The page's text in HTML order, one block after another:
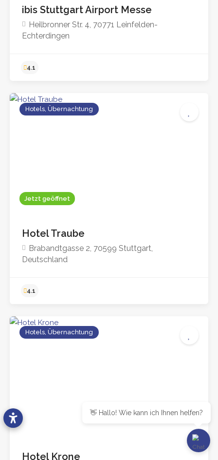
ibis Stuttgart Airport Messe
Heilbronner Str. 4, 70771 Leinfelden-
Echterdingen
Jetzt geöffnet
Hotels, Übernachtung
Hotel Traube
Brabandtgasse 2, 70599 Stuttgart,
Deutschland
Hotels, Übernachtung
Hotel Krone
👋 Hallo! Wie kann ich Ihnen helfen?